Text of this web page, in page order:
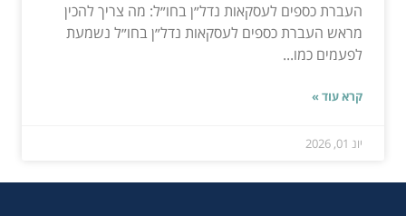
העברת כספים לעסקאות נדל״ן בחו״ל: מה צריך להכין
מראש העברת כספים לעסקאות נדל״ן בחו״ל נשמעת
לפעמים כמו...
קרא עוד »
יונ 01, 2026